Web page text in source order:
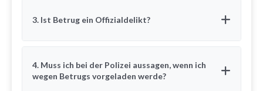
3. Ist Betrug ein Offizialdelikt?
4. Muss ich bei der Polizei aussagen, wenn ich
wegen Betrugs vorgeladen werde?